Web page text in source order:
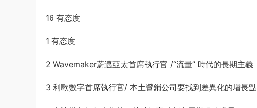
16 有态度
1 有态度
2 Wavemaker蔚邁亞太首席執行官 /“流量” 時代的長期主義
3 利歐數字首席執行官/ 本土營銷公司要找到差異化的增長點